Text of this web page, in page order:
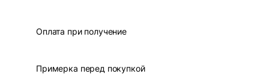
Оплата при получение
Примерка перед покупкой